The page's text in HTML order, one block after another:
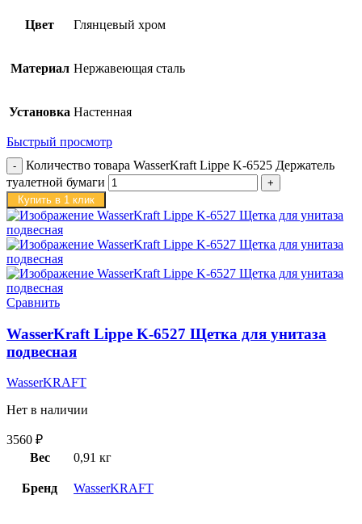
Цвет Глянцевый хром
Материал Нержавеющая сталь
Установка Настенная
Быстрый просмотр
Количество товара WasserKraft Lippe K-6525 Держатель
туалетной бумаги
Купить в 1 клик
Сравнить
WasserKraft Lippe K-6527 Щетка для унитаза
подвесная
WasserKRAFT
Нет в наличии
3560 ₽
Вес
0,91 кг
Бренд WasserKRAFT